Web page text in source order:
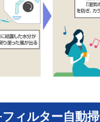
ィルター自動